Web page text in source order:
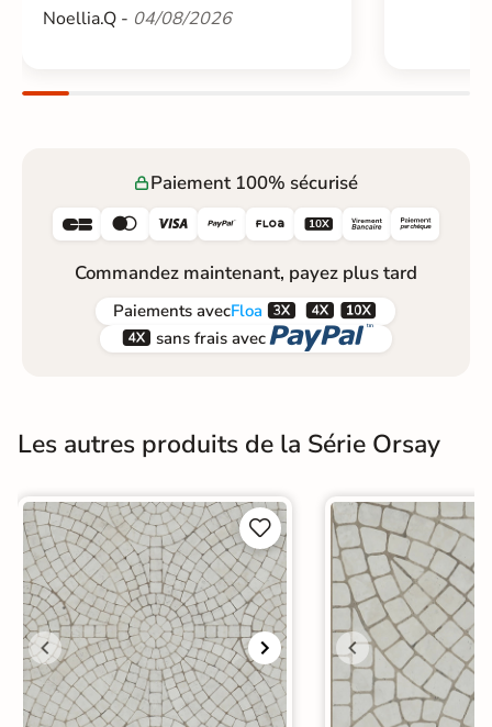
Noellia.Q - 04/08/2026
Paiement 100% sécurisé
     
Commandez maintenant, payez plus tard
Paiements avecFloa  
 sans frais avec 
Les autres produits de la Série Orsay

